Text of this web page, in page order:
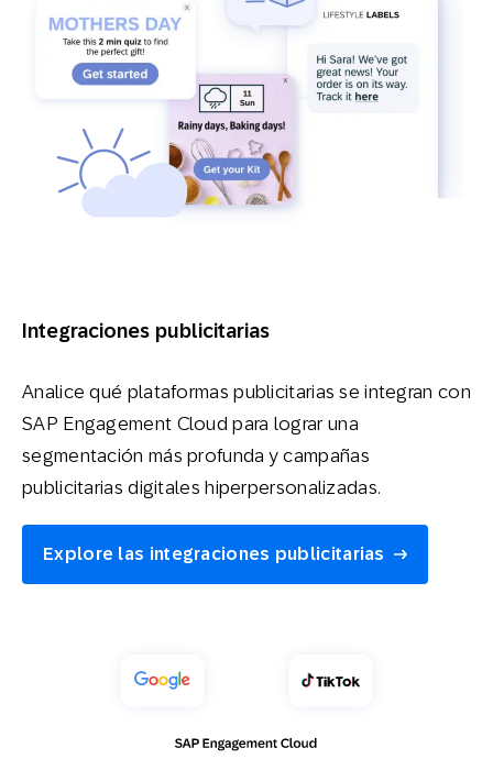
Integraciones publicitarias
Analice qué plataformas publicitarias se integran con
SAP Engagement Cloud para lograr una
segmentación más profunda y campañas
publicitarias digitales hiperpersonalizadas.
Explore las integraciones publicitarias